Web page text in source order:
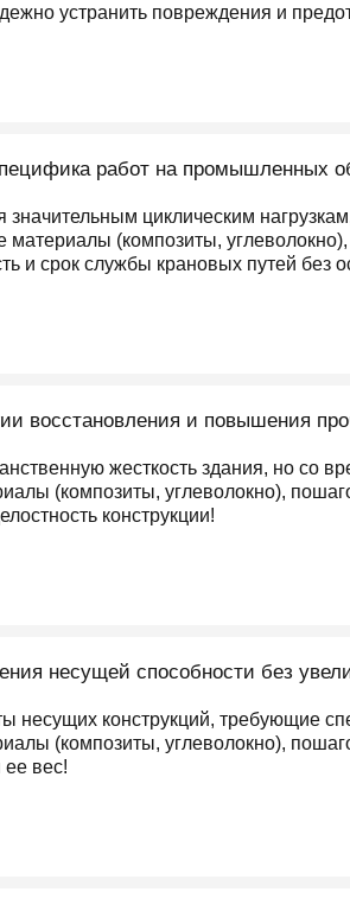
устранить повреждения и
работ на промышленных
циклическим
(композиты,
и срок службы крановых путей без
восстановления и повышения
жесткость здания, но со
(композиты, углеволокно),
конструкции!
несущей способности без
конструкций, требующие
(композиты, углеволокно),
ее вес!